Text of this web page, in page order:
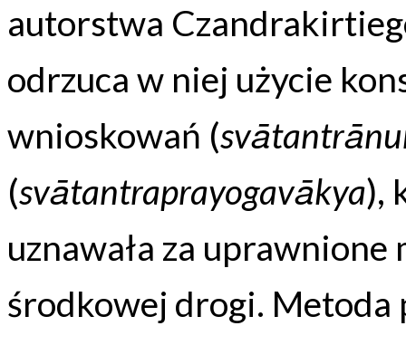
autorstwa
odrzuca w niej użycie
wnioskowań (
(svātantraprayogavākya),
uznawała za
środkowej drogi. Metoda